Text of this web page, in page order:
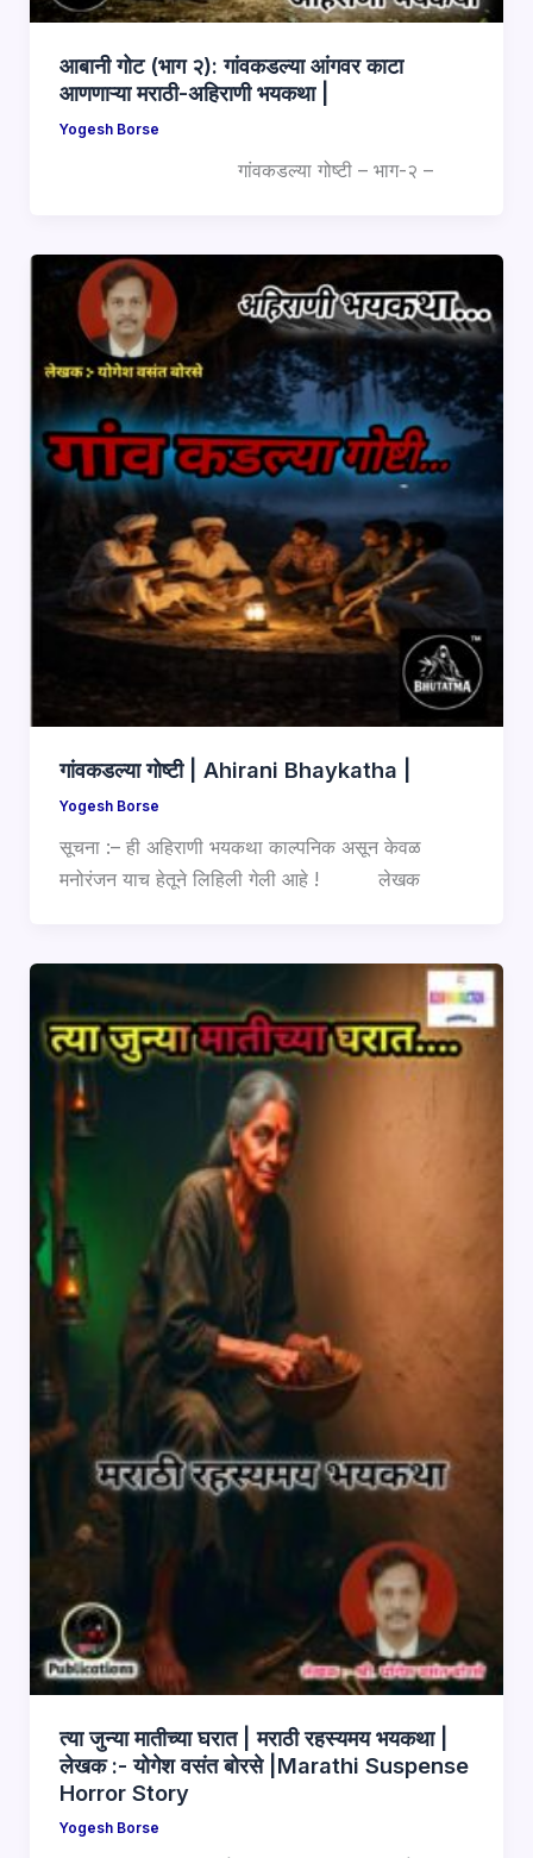
आबानी गोट (भाग २): गांवकडल्या आंगवर काटा
आणणाऱ्या मराठी-अहिराणी भयकथा |
Yogesh Borse
गांवकडल्या गोष्टी – भाग-२ –
गांवकडल्या गोष्टी | Ahirani Bhaykatha |
Yogesh Borse
सूचना :– ही अहिराणी भयकथा काल्पनिक असून केवळ
मनोरंजन याच हेतूने लिहिली गेली आहे ! लेखक
त्या जुन्या मातीच्या घरात | मराठी रहस्यमय भयकथा |
लेखक :- योगेश वसंत बोरसे |Marathi Suspense
Horror Story
Yogesh Borse